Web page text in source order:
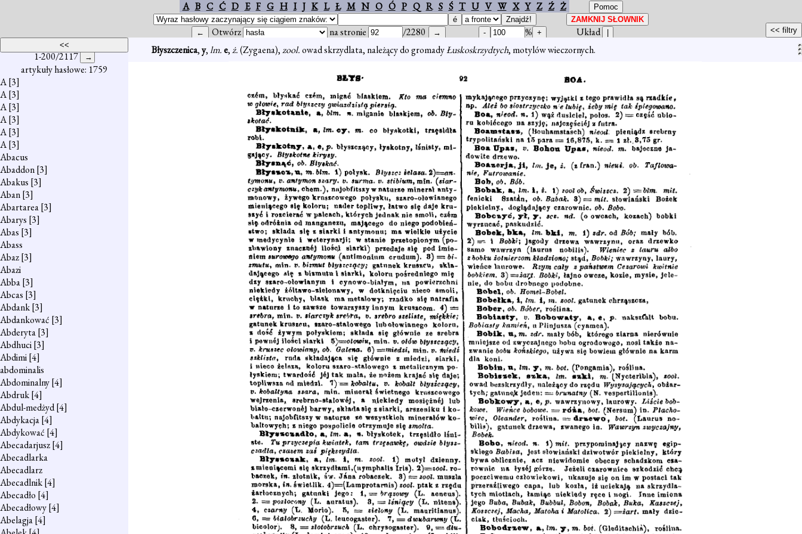
A B C Ć D E F G H I J K L Ł M N O Ó P Q R S Ś T U V W X Y Z Ź Ż
Otwórz na stronie /2280 %
Układ
1-200/2117
artykuły hasłowe: 1759
A[3]
A[3]
A[3]
A[3]
A[3]
A[3]
Abacus
Abaddon[3]
Abakus [3]
Aban[3]
Abartarea[3]
Abarys [3]
Abas [3]
Abass
Abaz[3]
Abazi
Abba[3]
Abcas [3]
Abdank[3]
Abdankować [3]
Abderyta[3]
Abdhuci[3]
Abdimi[4]
abdominalis
Abdominalny[4]
Abdruk[4]
Abdul-medżyd[4]
Abdykacja[4]
Abdykować [4]
Abecadarjusz[4]
Abecadlarka
Abecadlarz
Abecadlnik[4]
Abecadło [4]
Abecadłowy[4]
Abelagja[4]
Błyszczenica,y,lm.e,ż.(Zygaena),zool.owad skrzydlata, należący do gromadyŁuskoskrzydtych, motylów wieczornych.